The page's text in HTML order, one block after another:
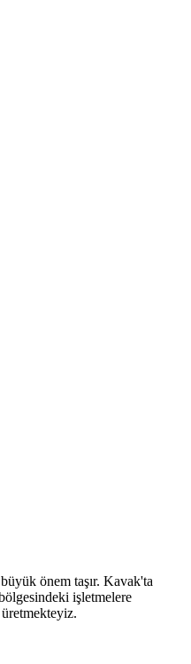
önem taşır. Kavak'ta
işletmelere